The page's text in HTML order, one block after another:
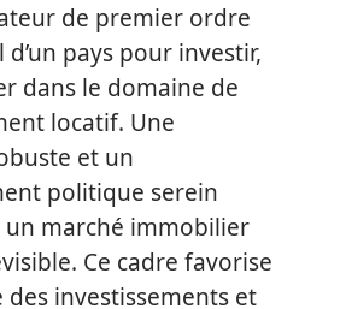
de premier ordre
pays pour investir,
dans le domaine de
locatif. Une
et un
politique serein
un marché immobilier
Ce cadre favorise
investissements et